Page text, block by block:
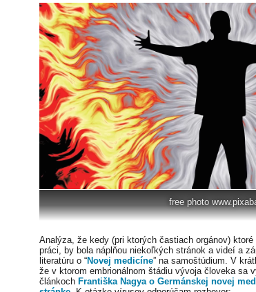
free photo
Analýza, že kedy (pri ktorých častiach orgánov) ktoré
práci, by bola náplňou niekoľkých stránok a videí a
literatúru o “Novej medicíne” na samoštúdium. V
že v ktorom embrionálnom štádiu vývoja človeka sa
článkoch Františka Nagya o Germánskej novej